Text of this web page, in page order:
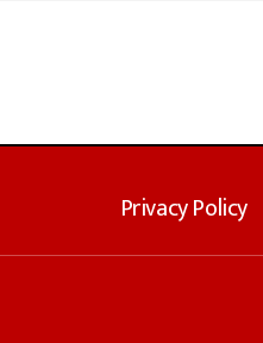
Privacy Policy